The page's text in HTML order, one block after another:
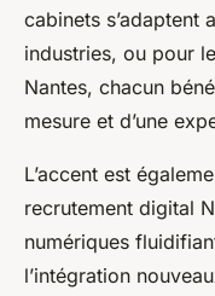
cabinets s’adaptent
industries, ou pour
Nantes, chacun
mesure et d’une
L’accent est
recrutement digital
numériques
l’intégration